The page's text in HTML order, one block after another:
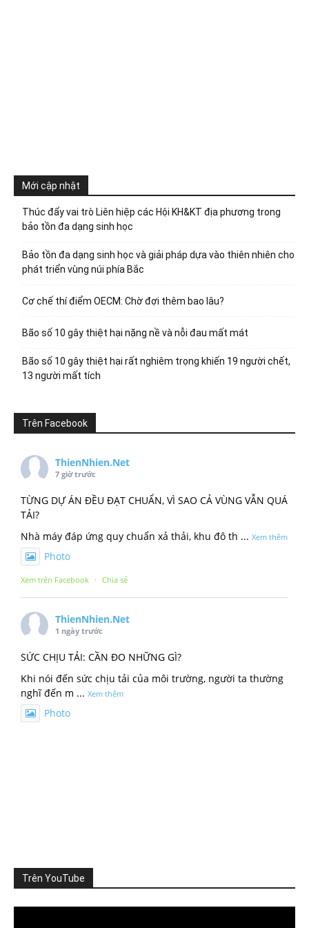
Mới cập nhật
Thúc đẩy vai trò Liên hiệp các Hội KH&KT địa phương trong
bảo tồn đa dạng sinh học
Bảo tồn đa dạng sinh học và giải pháp dựa vào thiên nhiên cho
phát triển vùng núi phía Bắc
Cơ chế thí điểm OECM: Chờ đợi thêm bao lâu?
Bão số 10 gây thiệt hại nặng nề và nỗi đau mất mát
Bão số 10 gây thiệt hại rất nghiêm trọng khiến 19 người chết,
13 người mất tích
Trên Facebook
ThienNhien.Net
7 giờ trước
TỪNG DỰ ÁN ĐỀU ĐẠT CHUẨN, VÌ SAO CẢ VÙNG VẪN QUÁ
TẢI?
Nhà máy đáp ứng quy chuẩn xả thải, khu đô th ... Xem thêm
Photo
Xem trên Facebook · Chia sẻ
ThienNhien.Net
1 ngày trước
SỨC CHỊU TẢI: CẦN ĐO NHỮNG GÌ?
Khi nói đến sức chịu tải của môi trường, người ta thường
nghĩ đến m ... Xem thêm
Photo
Photo
Trên YouTube